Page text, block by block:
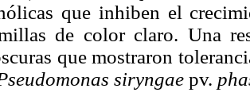
que inhiben el
de color claro. Una
que mostraron
siryngae pv.